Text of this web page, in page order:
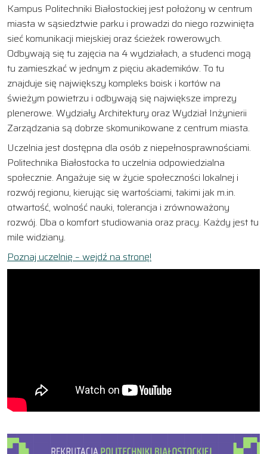
Kampus Politechniki Białostockiej jest położony w centrum
miasta w sąsiedztwie parku i prowadzi do niego rozwinięta
sieć komunikacji miejskiej oraz ścieżek rowerowych.
Odbywają się tu zajęcia na 4 wydziałach, a studenci mogą
tu zamieszkać w jednym z pięciu akademików. To tu
znajduje się największy kompleks boisk i kortów na
świeżym powietrzu i odbywają się największe imprezy
plenerowe. Wydziały Architektury oraz Wydział Inżynierii
Zarządzania są dobrze skomunikowane z centrum miasta.
Uczelnia jest dostępna dla osób z niepełnosprawnościami.
Politechnika Białostocka to uczelnia odpowiedzialna
społecznie. Angażuje się w życie społeczności lokalnej i
rozwój regionu, kierując się wartościami, takimi jak m.in.
otwartość, wolność nauki, tolerancja i zrównoważony
rozwój. Dba o komfort studiowania oraz pracy. Każdy jest tu
mile widziany.
Poznaj uczelnię – wejdź na stronę!